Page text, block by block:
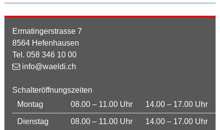
Ermatingerstrasse 7
8564 Hefenhausen
Tel. 058 346 10 00
info@waeldi.ch
Schalteröffnungszeiten
Montag
08.00 – 11.00 Uhr 14.00 – 17.00 Uhr
Dienstag 08.00 – 11.00 Uhr 14.00 – 17.00 Uhr